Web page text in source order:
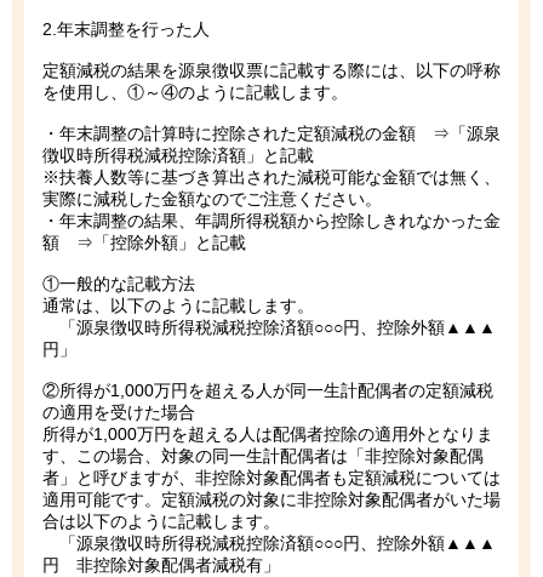
2.年末調整を行った人
定額減税の結果を源泉徴収票に記載する際には、以下の呼称
を使用し、①～④のように記載します。
・年末調整の計算時に控除された定額減税の金額 ⇒「源泉
徴収時所得税減税控除済額」と記載
※扶養人数等に基づき算出された減税可能な金額では無く、
実際に減税した金額なのでご注意ください。
・年末調整の結果、年調所得税額から控除しきれなかった金
額 ⇒「控除外額」と記載
①一般的な記載方法
通常は、以下のように記載します。
「源泉徴収時所得税減税控除済額○○○円、控除外額▲▲▲
円」
②所得が1,000万円を超える人が同一生計配偶者の定額減税
の適用を受けた場合
所得が1,000万円を超える人は配偶者控除の適用外となりま
す、この場合、対象の同一生計配偶者は「非控除対象配偶
者」と呼びますが、非控除対象配偶者も定額減税については
適用可能です。定額減税の対象に非控除対象配偶者がいた場
合は以下のように記載します。
「源泉徴収時所得税減税控除済額○○○円、控除外額▲▲▲
円 非控除対象配偶者減税有」